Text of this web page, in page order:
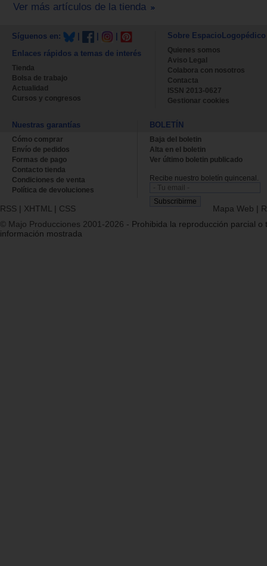
Ver más artículos de la tienda
Síguenos en:
Enlaces rápidos a temas de interés
Tienda
Bolsa de trabajo
Actualidad
Cursos y congresos
Sobre EspacioLogopédico
Quienes somos
Aviso Legal
Colabora con nosotros
Contacta
ISSN 2013-0627
Gestionar cookies
Nuestras garantías
Cómo comprar
Envío de pedidos
Formas de pago
Contacto tienda
Condiciones de venta
Política de devoluciones
BOLETÍN
Baja del boletin
Alta en el boletin
Ver último boletin publicado
Recibe nuestro boletín quincenal.
RSS | XHTML | CSS Mapa Web |
© Majo Producciones 2001-2026 - Prohibida la reproducción parcial o
información mostrada